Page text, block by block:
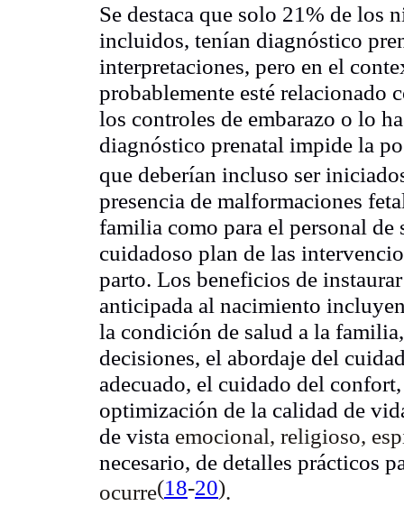
Se destaca que solo 21% de los
incluidos, tenían diagnóstico
interpretaciones, pero en el
probablemente esté relacionado
los controles de embarazo o lo
diagnóstico prenatal impide la
que deberían incluso ser
presencia de malformaciones
familia como para el personal
cuidadoso plan de las
parto. Los beneficios de
anticipada al nacimiento
la condición de salud a la
decisiones, el abordaje del
adecuado, el cuidado del
optimización de la calidad de
de vista emocional, religioso,
necesario, de detalles prácticos
ocurre(18-20).